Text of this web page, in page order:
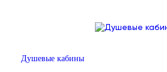
Душевые кабины